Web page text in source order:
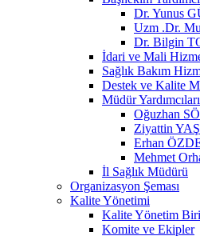
Dr. Yunus
Uzm .Dr.
Dr. Bilgin
İdari ve Mali
Sağlık Bakım
Destek ve Kalite
Müdür Yardımcıları
Oğuzhan
Ziyattin
Erhan
Mehmet
İl Sağlık Müdürü
Organizasyon Şeması
Kalite Yönetimi
Kalite Yönetim
Komite ve Ekipler